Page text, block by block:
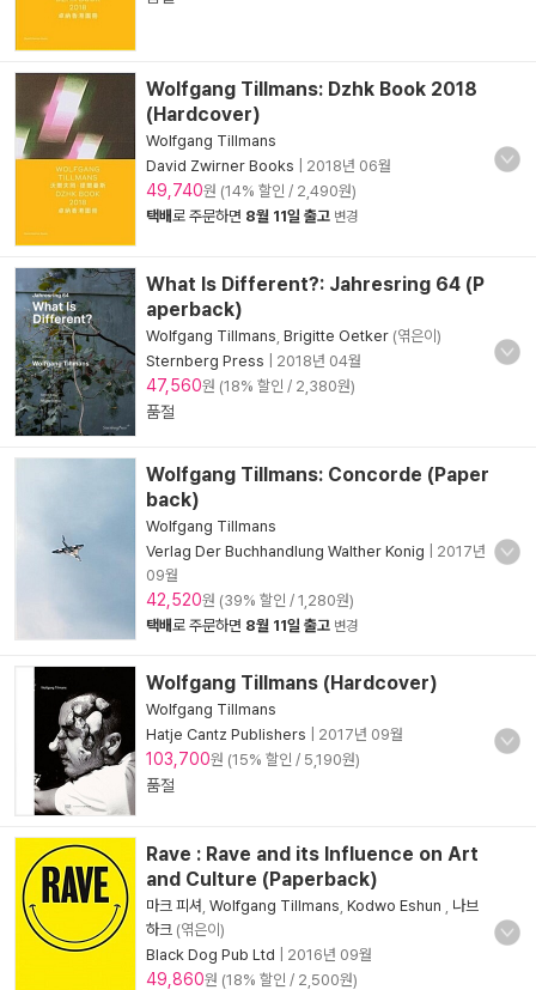
Wolfgang Tillmans: Dzhk Book 2018
(Hardcover)
Wolfgang Tillmans
David Zwirner Books
2018년 06월
49,740원 (14% 할인 / 2,490원)
택배로 주문하면 8월 11일 출고 변경
What Is Different?: Jahresring 64 (P
aperback)
Wolfgang Tillmans Brigitte Oetker (엮은이)
Sternberg Press
2018년 04월
47,560원 (18% 할인 / 2,380원)
품절
Wolfgang Tillmans: Concorde (Paper
back)
Wolfgang Tillmans
Verlag Der Buchhandlung Walther Konig
2017년
09월
42,520원 (39% 할인 / 1,280원)
택배로 주문하면 8월 11일 출고 변경
Wolfgang Tillmans (Hardcover)
Wolfgang Tillmans
Hatje Cantz Publishers
2017년 09월
103,700원 (15% 할인 / 5,190원)
품절
Rave : Rave and its Influence on Art
and Culture (Paperback)
마크 피셔 Wolfgang Tillmans Kodwo Eshun
나브
하크 (엮은이)
Black Dog Pub Ltd
2016년 09월
49,860원 (18% 할인 / 2,500원)